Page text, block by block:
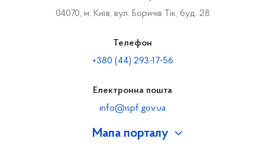
Мапа порталу
04070, м. Київ, вул. Боричів Тік, буд. 28
Телефон
+380 (44) 293-17-56
Електронна пошта
info@ispf.gov.ua